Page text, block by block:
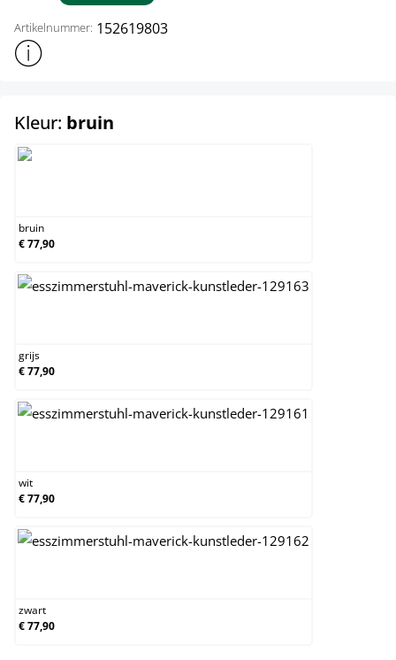
Artikelnummer: 152619803
Toon meer productinformatie
Kleur: bruin
bruin
€ 77,90
grijs
€ 77,90
wit
€ 77,90
zwart
€ 77,90